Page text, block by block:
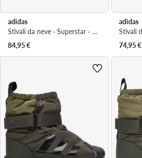
adidas
Stivali da neve · Superstar · Bordeaux
84,95€
adidas
74,95€